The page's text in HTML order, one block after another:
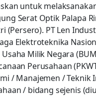
untuk
Serat Optik Palapa
(Persero). PT Len
Elektroteknika
Usaha Milik Negara
Perusahaan
/ Manajemen / Teknik
/ bidang sejenis